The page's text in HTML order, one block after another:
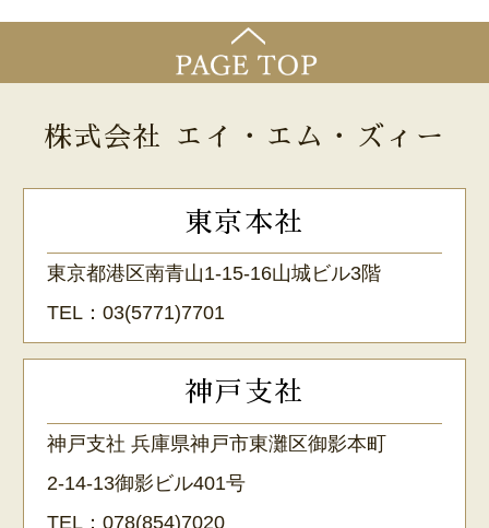
株式会社 エイ・エム・ズィー
東京本社
東京都港区南青山1-15-16山城ビル3階
TEL：03(5771)7701
神戸支社
神戸支社 兵庫県神戸市東灘区御影本町
2-14-13御影ビル401号
TEL：078(854)7020